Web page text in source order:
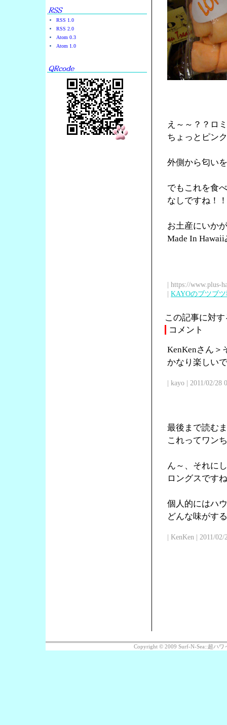
RSS 1.0
RSS 2.0
Atom 0.3
Atom 1.0
え～～？？ロ
ちょっとピン
外側から匂い
でもこれを食
なしですね！
お土産にいか
Made In
| https://www.plus-
| KAYOのブツブ
この記事に対
コメント
KenKenさん＞
かなり楽しい
| kayo | 2011/02/28
最後まで読む
これってワン
ん～、それに
ロングスです
個人的にはハ
どんな味がす
| KenKen | 2011/
Copyright © 2009 Surf-N-Sea::超ハワ